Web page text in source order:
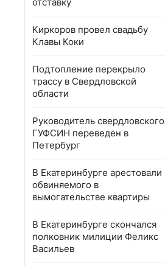
Киркоров провел свадьбу
Клавы Коки
Подтопление перекрыло
трассу в Свердловской
области
Руководитель свердловского
ГУФСИН переведен в
Петербург
В Екатеринбурге арестовали
обвиняемого в
вымогательстве квартиры
В Екатеринбурге скончался
полковник милиции Феликс
Васильев